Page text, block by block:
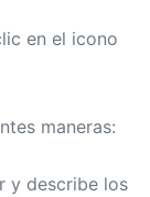
en el icono
maneras:
y describe los